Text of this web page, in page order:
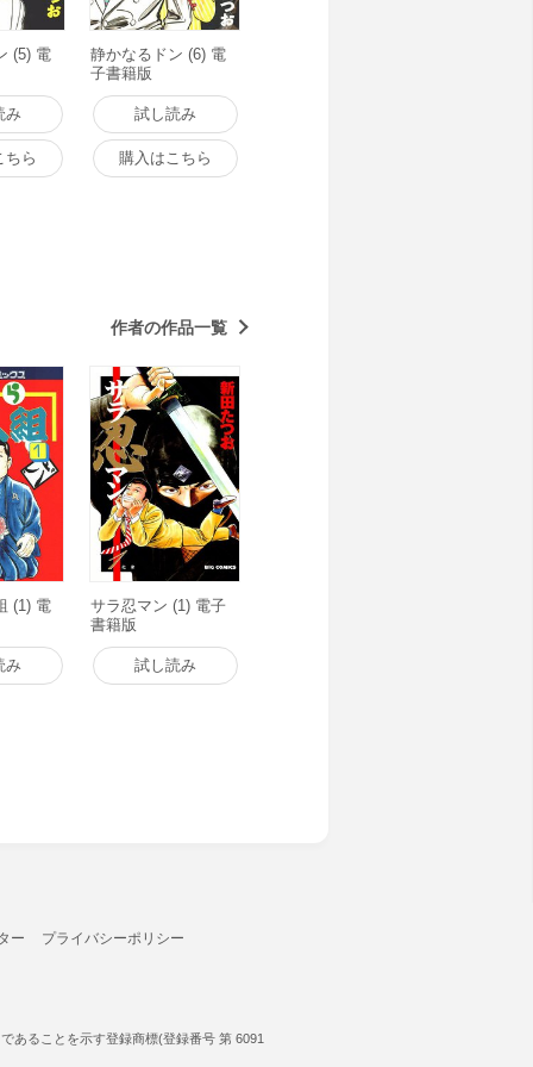
(5) 電
み
ちら
静かなるドン (6) 電
子書籍版
試し読み
購入はこちら
作者の作品一覧
(1) 電
み
サラ忍マン (1) 電子
書籍版
試し読み
ー プライバシーポリシー
あることを示す登録商標(登録番号 第 6091